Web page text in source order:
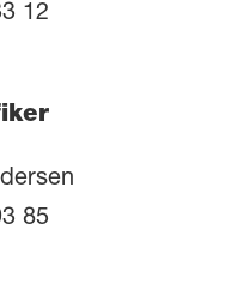
12
85